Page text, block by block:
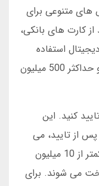
متنوعی برای
کارت های بانکی،
استفاده
کنید. حداقل مبلغ واریز 10 هزار تومان و حداکثر 500 میلیون
کنید. این
از تایید، می
توانید درخواست برداشت دهید. مبالغ کمتر از 10 میلیون
می شوند. برای